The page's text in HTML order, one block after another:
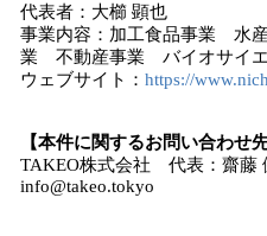
代表者：大櫛 顕也
事業内容：加工食品事業 水
業 不動産事業 バイオサイエ
ウェブサイト： https://
【本件に関するお問い合わせ先
TAKEO株式会社 代表：齋藤
info@takeo.tokyo